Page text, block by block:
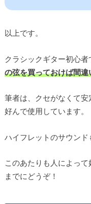
以上です。
クラシックギター初心者
の弦を買っておけば間違
筆者は、クセがなくて
好んで使用しています。
ハイフレットのサウンド
このあたりも人によっ
までにどうぞ！